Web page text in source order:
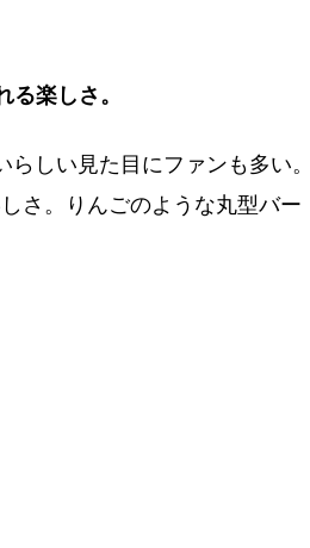
楽しさ。
しい見た目にファンも多い。
さ。りんごのような丸型バー